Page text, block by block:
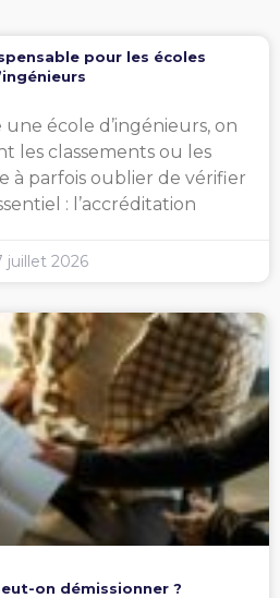
pour les écoles
école d’ingénieurs, on
les classements ou les
à parfois oublier de vérifier
: l’accréditation
juillet 2026
on démissionner ?